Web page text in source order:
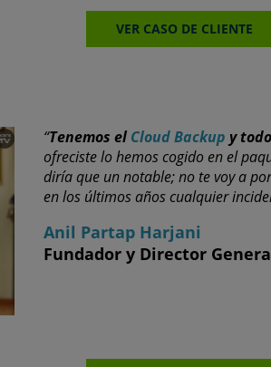
VER CASO DE CLIENTE
“Tenemos el Cloud Backup y
ofreciste lo hemos cogido en el
diría que un notable; no te voy a
en los últimos años cualquier
Anil Partap Harjani
Fundador y Director